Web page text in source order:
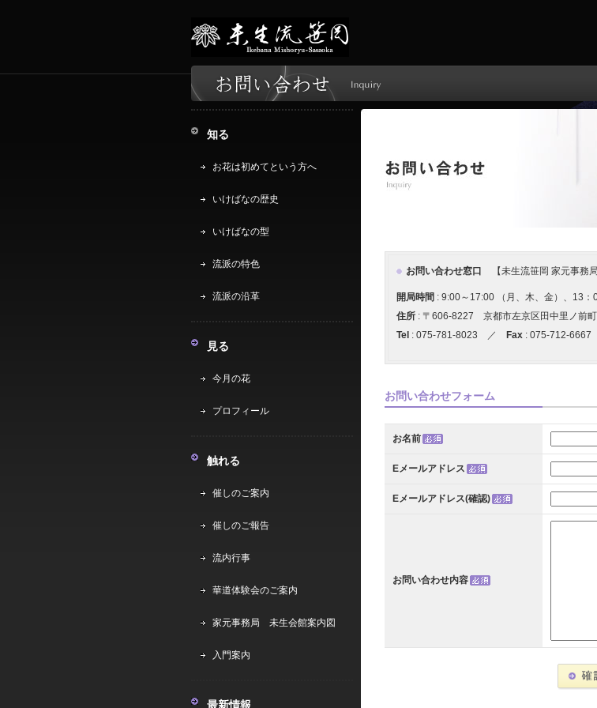
知る
お花は初めてという方へ
いけばなの歴史
いけばなの型
流派の特色
流派の沿革
見る
今月の花
プロフィール
触れる
催しのご案内
催しのご報告
流内行事
華道体験会のご案内
家元事務局 未生会館案内図
入門案内
最新情報
お問い合わせ窓口 【未生流笹岡 家元事
開局時間 : 9:00～17:00 （月、木、金）、13：
住所 : 〒606-8227 京都市左京区田中里ノ前
Tel : 075-781-8023 ／ Fax : 075-712-6667
お問い合わせフォーム
お名前
Eメールアドレス
Eメールアドレス(確認)
お問い合わせ内容